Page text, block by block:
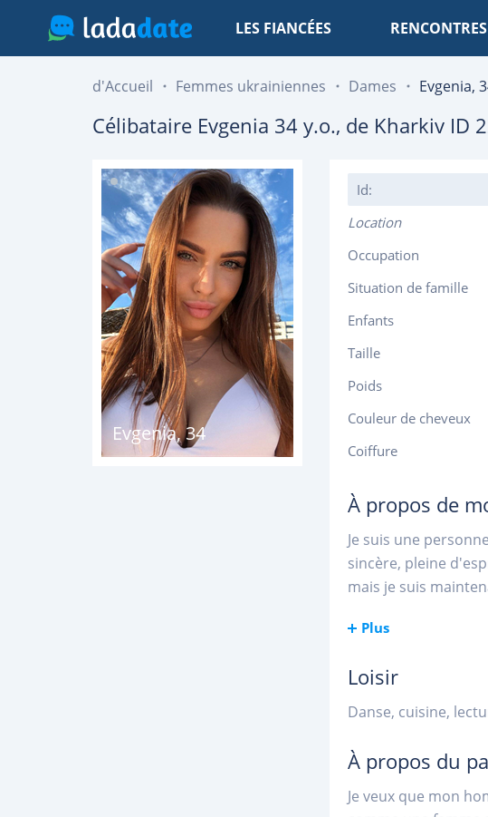
LES FIANCÉES
d'Accueil Femmes ukrainiennes Dames Evgenia,
Célibataire Evgenia 34 y.o., de Kharkiv ID
Evgenia,34
Id:
Location
Occupation
Situation de famille
Enfants
Taille
Poids
Couleur de cheveux
Coiffure
À propos de
Je suis une
sincère, pleine
mais je suis
Plus
Loisir
Danse, cuisine,
À propos du
Je veux que mon